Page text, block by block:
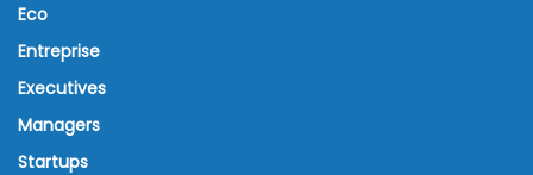
Eco
Entreprise
Executives
Managers
Startups